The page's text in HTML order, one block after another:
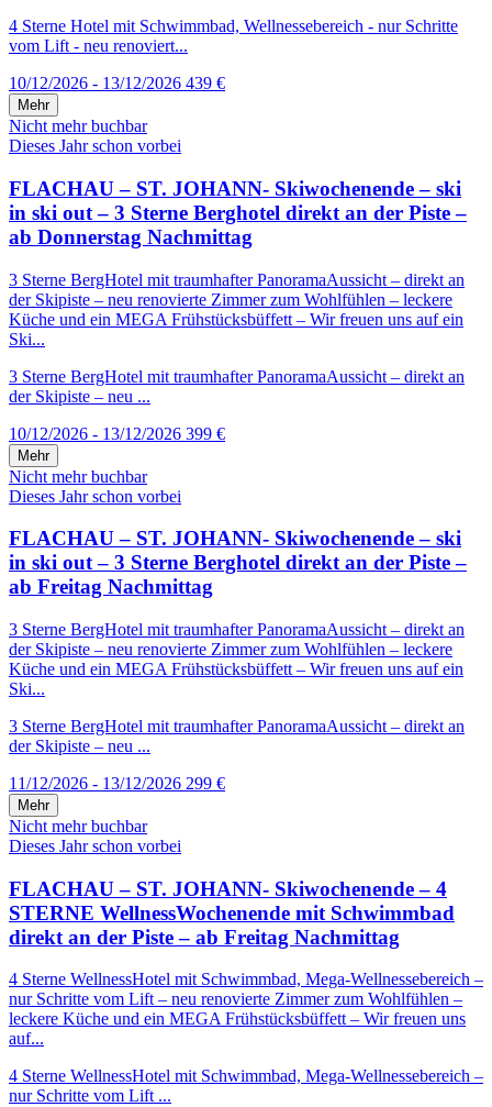
4 Sterne Hotel mit Schwimmbad, Wellnessebereich - nur Schritte
vom Lift - neu renoviert...
10/12/2026 - 13/12/2026 439 €
Mehr
Nicht mehr buchbar
Dieses Jahr schon vorbei
FLACHAU – ST. JOHANN- Skiwochenende – ski
in ski out – 3 Sterne Berghotel direkt an der Piste –
ab Donnerstag Nachmittag
3 Sterne BergHotel mit traumhafter PanoramaAussicht – direkt an
der Skipiste – neu renovierte Zimmer zum Wohlfühlen – leckere
Küche und ein MEGA Frühstücksbüffett – Wir freuen uns auf ein
Ski...
3 Sterne BergHotel mit traumhafter PanoramaAussicht – direkt an
der Skipiste – neu ...
10/12/2026 - 13/12/2026 399 €
Mehr
Nicht mehr buchbar
Dieses Jahr schon vorbei
FLACHAU – ST. JOHANN- Skiwochenende – ski
in ski out – 3 Sterne Berghotel direkt an der Piste –
ab Freitag Nachmittag
3 Sterne BergHotel mit traumhafter PanoramaAussicht – direkt an
der Skipiste – neu renovierte Zimmer zum Wohlfühlen – leckere
Küche und ein MEGA Frühstücksbüffett – Wir freuen uns auf ein
Ski...
3 Sterne BergHotel mit traumhafter PanoramaAussicht – direkt an
der Skipiste – neu ...
11/12/2026 - 13/12/2026 299 €
Mehr
Nicht mehr buchbar
Dieses Jahr schon vorbei
FLACHAU – ST. JOHANN- Skiwochenende – 4
STERNE WellnessWochenende mit Schwimmbad
direkt an der Piste – ab Freitag Nachmittag
4 Sterne WellnessHotel mit Schwimmbad, Mega-Wellnessebereich –
nur Schritte vom Lift – neu renovierte Zimmer zum Wohlfühlen –
leckere Küche und ein MEGA Frühstücksbüffett – Wir freuen uns
auf...
4 Sterne WellnessHotel mit Schwimmbad, Mega-Wellnessebereich –
nur Schritte vom Lift ...